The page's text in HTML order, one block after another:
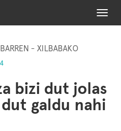
- XILBABAKO
bizi dut jolas
galdu nahi